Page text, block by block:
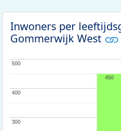
Inwoners per
Gommerwijk West
300
300
400
400
500
500
450